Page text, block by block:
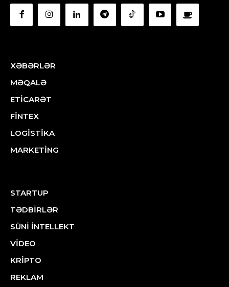
XƏBƏRLƏR
MƏQALƏ
ETİCARƏT
FİNTEX
LOGİSTİKA
MARKETİNG
STARTUP
TƏDBİRLƏR
SÜNİ İNTELLEKT
VİDEO
KRİPTO
REKLAM